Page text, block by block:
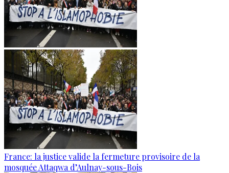
France: la justice valide la fermeture provisoire de la
mosquée Attaqwa d’Aulnay-sous-Bois